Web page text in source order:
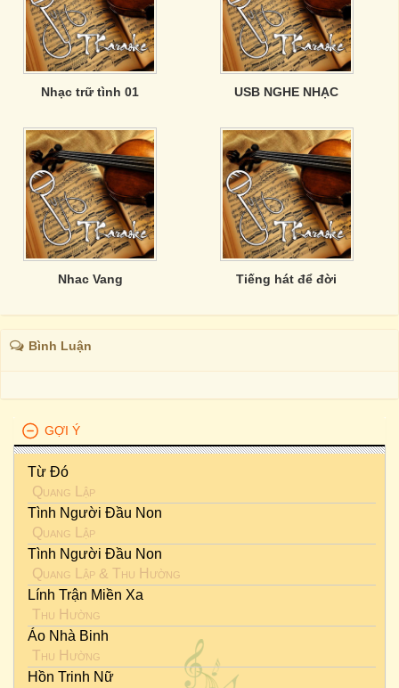
Nhạc trữ tình 01 USB NGHE NHẠC
Nhac Vang Tiếng hát để đời
Bình Luận
GỢI Ý
Từ Đó
Quang Lập
Tình Người Đầu Non
Quang Lập
Tình Người Đầu Non
Quang Lập & Thu Hường
Lính Trận Miền Xa
Thu Hường
Áo Nhà Binh
Thu Hường
Hồn Trinh Nữ